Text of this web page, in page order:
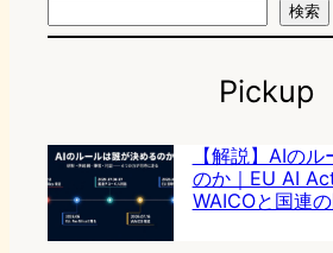
検索
Pickup
【解説】AIの
のか｜EU AI
WAICOと国連